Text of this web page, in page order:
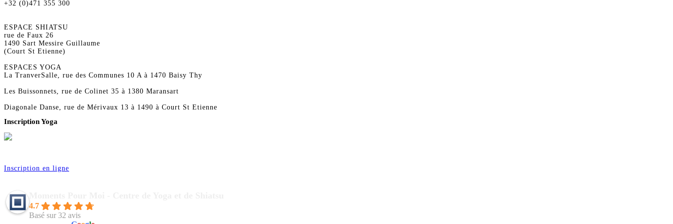
+32 (0)471 355 300
ESPACE SHIATSU
rue de Faux 26
1490 Sart Messire Guillaume
(Court St Etienne)
ESPACES YOGA
La TranverSalle, rue des Communes 10 A à 1470 Baisy Thy
Les Buissonnets, rue de Colinet 35 à 1380 Maransart
Diagonale Danse, rue de Mérivaux 13 à 1490 à Court St Etienne
Inscription Yoga
Inscription en ligne
4.7
Basé sur 32 avis